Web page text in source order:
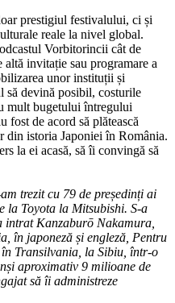
prestigiul festivalului, ci și
reale la nivel global.
Vorbitorincii cât de
invitație sau programare a
unor instituții și
să devină posibil, costurile
mult bugetului întregului
fost de acord să plătească
din istoria Japoniei în România.
la ei acasă, să îi convingă să
trezit cu 79 de președinți ai
la Toyota la Mitsubishi. S-a
Kanzaburō Nakamura,
în japoneză și engleză, Pentru
Transilvania, la Sibiu, într-o
aproximativ 9 milioane de
să îi administreze